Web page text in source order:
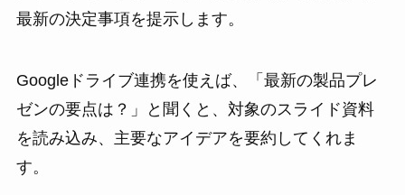
最新の決定事項を提示します。
Googleドライブ連携を使えば、「最新の製品プレ
ゼンの要点は？」と聞くと、対象のスライド資料
を読み込み、主要なアイデアを要約してくれま
す。